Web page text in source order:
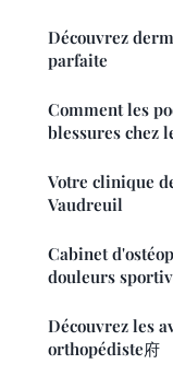
Découvrez
parfaite
Comment les
blessures chez
Votre clinique
Vaudreuil
Cabinet
douleurs
Découvrez les
orthopédiste府